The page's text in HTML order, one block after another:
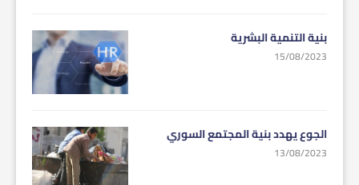
بنية التنمية البشرية
15/08/2023
الجوع يهدد بنية المجتمع السوري
13/08/2023